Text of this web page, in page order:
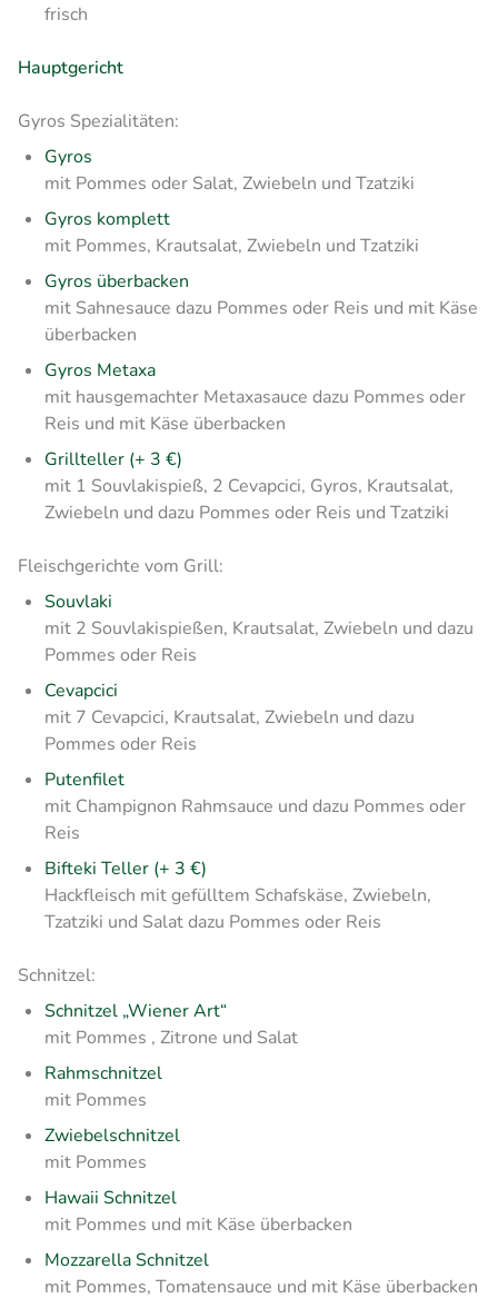
frisch
Hauptgericht
Gyros Spezialitäten:
Gyros
mit Pommes oder Salat, Zwiebeln und Tzatziki
Gyros komplett
mit Pommes, Krautsalat, Zwiebeln und Tzatziki
Gyros überbacken
mit Sahnesauce dazu Pommes oder Reis und mit Käse
überbacken
Gyros Metaxa
mit hausgemachter Metaxasauce dazu Pommes oder
Reis und mit Käse überbacken
Grillteller (+ 3 €)
mit 1 Souvlakispieß, 2 Cevapcici, Gyros, Krautsalat,
Zwiebeln und dazu Pommes oder Reis und Tzatziki
Fleischgerichte vom Grill:
Souvlaki
mit 2 Souvlakispießen, Krautsalat, Zwiebeln und dazu
Pommes oder Reis
Cevapcici
mit 7 Cevapcici, Krautsalat, Zwiebeln und dazu
Pommes oder Reis
Putenfilet
mit Champignon Rahmsauce und dazu Pommes oder
Reis
Bifteki Teller (+ 3 €)
Hackfleisch mit gefülltem Schafskäse, Zwiebeln,
Tzatziki und Salat dazu Pommes oder Reis
Schnitzel:
Schnitzel „Wiener Art“
mit Pommes , Zitrone und Salat
Rahmschnitzel
mit Pommes
Zwiebelschnitzel
mit Pommes
Hawaii Schnitzel
mit Pommes und mit Käse überbacken
Mozzarella Schnitzel
mit Pommes, Tomatensauce und mit Käse überbacken